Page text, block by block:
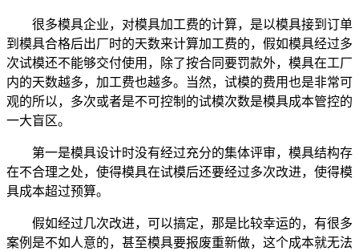
很多模具企业，对模具加工费的计算，是以模具接到订单
到模具合格后出厂时的天数来计算加工费的，假如模具经过多
次试模还不能够交付使用，除了按合同要罚款外，模具在工厂
内的天数越多，加工费也越多。当然，试模的费用也是非常可
观的所以，多次或者是不可控制的试模次数是模具成本管控的
一大盲区。
第一是模具设计时没有经过充分的集体评审，模具结构存
在不合理之处，使得模具在试模后还要经过多次改进，使得模
具成本超过预算。
假如经过几次改进，可以搞定，那是比较幸运的，有很多
案例是不如人意的，甚至模具要报废重新做，这个成本就无法